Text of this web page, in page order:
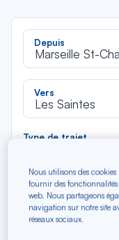
Depuis
Marseille St-
Vers
Les Saintes
Type de trajet
Nous utilisons des
fournir des fonctionnalités
web. Nous partageons
navigation sur notre site
réseaux sociaux.